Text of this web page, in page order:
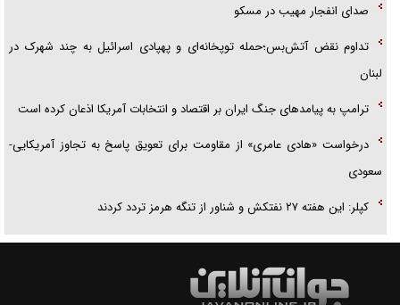
صدای انفجار مهیب در مسکو
تداوم نقض آتش‌بس؛حمله توپخانه‌ای و پهپادی اسرائیل به چند شهرک در
لبنان
ترامپ به پیامدهای جنگ ایران بر اقتصاد و انتخابات آمریکا اذعان کرده است
درخواست «هادی عامری» از مقاومت برای تعویق پاسخ به تجاوز آمریکایی-
سعودی
کپلر: این هفته ۲۷ نفتکش و شناور از تنگه هرمز تردد کردند